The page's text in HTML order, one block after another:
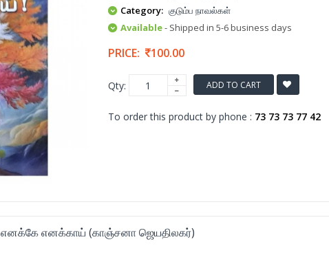
Category: குடும்ப நாவல்கள்
Available- Shipped in 5-6 business days
PRICE: 100.00
Qty: ADD TO CART
To order this product by phone : 73 73 73 77 42
எனக்கே எனக்காய் (காஞ்சனா ஜெயதிலகர்)